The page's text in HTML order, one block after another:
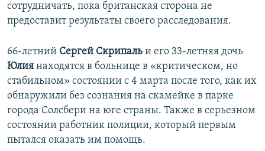
сотрудничать, пока британская сторона не
предоставит результаты своего расследования.
66-летний Сергей Скрипаль и его 33-летняя дочь
Юлия находятся в больнице в «критическом, но
стабильном» состоянии с 4 марта после того, как их
обнаружили без сознания на скамейке в парке
города Солсбери на юге страны. Также в серьезном
состоянии работник полиции, который первым
пытался оказать им помощь.